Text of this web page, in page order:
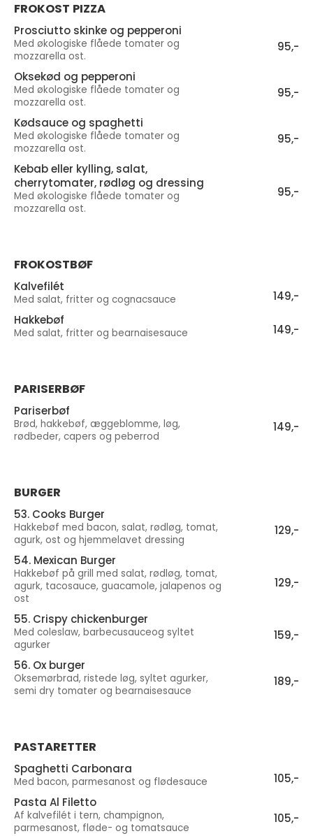
FROKOST PIZZA
Prosciutto skinke og pepperoni
Med økologiske flåede tomater og
mozzarella ost.
95,-
Oksekød og pepperoni
Med økologiske flåede tomater og
mozzarella ost.
95,-
Kødsauce og spaghetti
Med økologiske flåede tomater og
mozzarella ost.
95,-
Kebab eller kylling, salat,
cherrytomater, rødløg og dressing
Med økologiske flåede tomater og
mozzarella ost.
95,-
FROKOSTBØF
Kalvefilét
Med salat, fritter og cognacsauce
149,-
Hakkebøf
Med salat, fritter og bearnaisesauce 149,-
PARISERBØF
Pariserbøf
Brød, hakkebøf, æggeblomme, løg,
rødbeder, capers og peberrod
149,-
BURGER
53. Cooks Burger
Hakkebøf med bacon, salat, rødløg, tomat,
agurk, ost og hjemmelavet dressing
129,-
54. Mexican Burger
Hakkebøf på grill med salat, rødløg, tomat,
agurk, tacosauce, guacamole, jalapenos og
ost
129,-
55. Crispy chickenburger
Med coleslaw, barbecusauceog syltet
agurker
159,-
56. Ox burger
Oksemørbrad, ristede løg, syltet agurker,
semi dry tomater og bearnaisesauce
189,-
PASTARETTER
Spaghetti Carbonara
Med bacon, parmesanost og flødesauce
105,-
Pasta Al Filetto
Af kalvefilét i tern, champignon,
parmesanost, fløde- og tomatsauce
105,-